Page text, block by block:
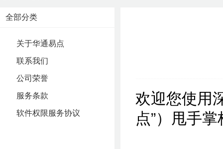
全部分类
关于华通易点
联系我们
公司荣誉
服务条款
软件权限服务协议
欢迎您使用
点”）甩手